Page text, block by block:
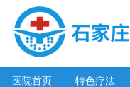
医院首页 特色疗法